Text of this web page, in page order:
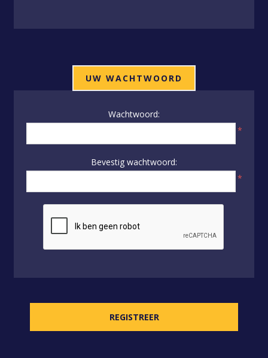
UW WACHTWOORD
Wachtwoord:
*
Bevestig wachtwoord:
*